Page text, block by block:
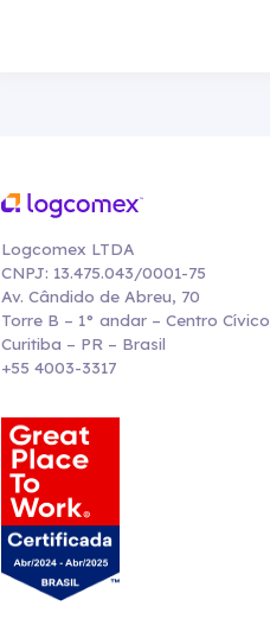
Logcomex LTDA
CNPJ: 13.475.043/0001-75
Av. Cândido de Abreu, 70
Torre B – 1° andar – Centro Cívico
Curitiba – PR – Brasil
+55 4003-3317